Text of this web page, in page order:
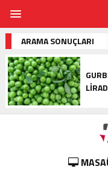
ARAMA SONUÇLARI